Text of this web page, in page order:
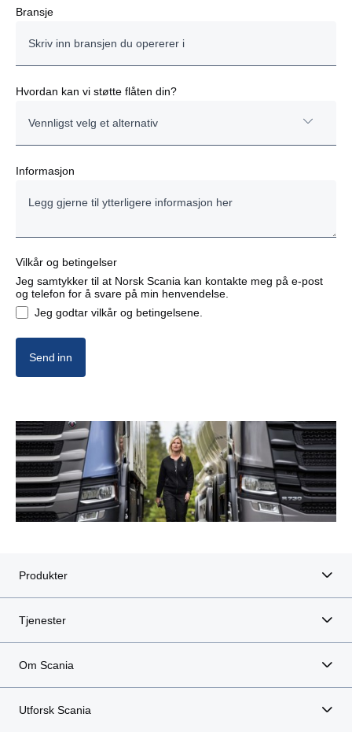
Bransje
Hvordan kan vi støtte flåten din?
Vennligst velg et alternativ
Evaluering av kjøretøy
Service og støtte
Informasjon
Vilkår og betingelser
Jeg samtykker til at Norsk Scania kan kontakte meg på e-post
og telefon for å svare på min henvendelse.
Jeg godtar vilkår og betingelsene.
Send inn
Produkter
Tjenester
Om Scania
Utforsk Scania